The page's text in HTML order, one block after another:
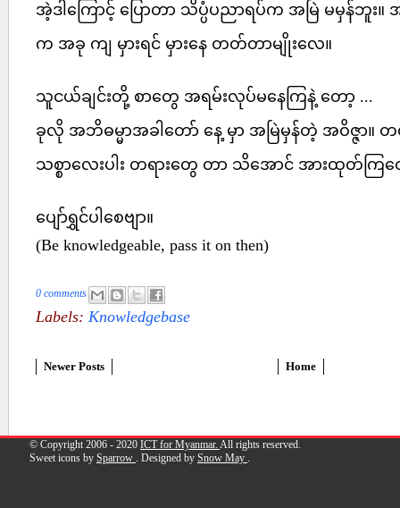
အဲ့ဒါကြောင့် ပြောတာ သိပ္ပံပညာရပ်က အမြဲ မမှန်ဘူ
က အခု ကျ မှားရင် မှားနေ တတ်တာမျိုးလေ။
သူငယ်ချင်းတို့ စာတွေ အရမ်းလုပ်မနေကြနဲ့ တော့ ...
ခုလို အဘိဓမ္မာအခါတော် နေ့ မှာ အမြဲမှန်တဲ့ အဝိဇ္ဇာ။ တ
သစ္စာလေးပါး တရားတွေ တာ သိအောင် အားထုတ်ကြတ
ပျော်ရွှင်ပါစေဗျာ။
(Be knowledgeable, pass it on then)
0 comments
Labels: Knowledgebase
Newer Posts Home
© Copyright 2006 - 2020 ICT for Myanmar. All rights reserved.
Sweet icons by Sparrow . Designed by Snow May .